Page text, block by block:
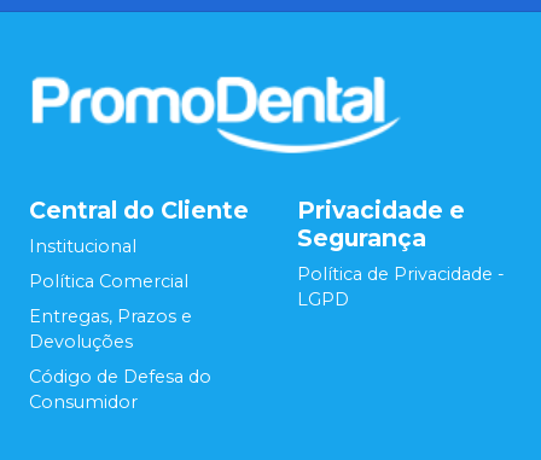
Central do Cliente
Institucional
Política Comercial
Entregas, Prazos e
Devoluções
Código de Defesa do
Consumidor
Privacidade e
Segurança
Política de Privacidade -
LGPD